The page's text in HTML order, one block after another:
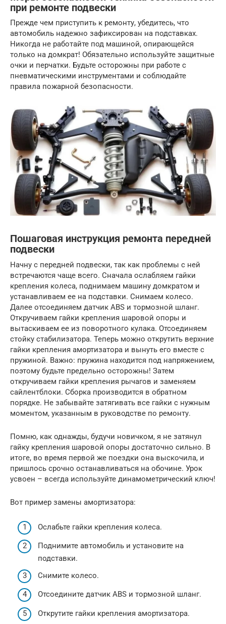
при ремонте подвески
Прежде чем приступить к ремонту, убедитесь, что
автомобиль надежно зафиксирован на подставках.
Никогда не работайте под машиной, опирающейся
только на домкрат! Обязательно используйте защитные
очки и перчатки. Будьте осторожны при работе с
пневматическими инструментами и соблюдайте
правила пожарной безопасности.
Пошаговая инструкция ремонта передней
подвески
Начну с передней подвески, так как проблемы с ней
встречаются чаще всего. Сначала ослабляем гайки
крепления колеса, поднимаем машину домкратом и
устанавливаем ее на подставки. Снимаем колесо.
Далее отсоединяем датчик ABS и тормозной шланг.
Откручиваем гайки крепления шаровой опоры и
вытаскиваем ее из поворотного кулака. Отсоединяем
стойку стабилизатора. Теперь можно открутить верхние
гайки крепления амортизатора и вынуть его вместе с
пружиной. Важно: пружина находится под напряжением,
поэтому будьте предельно осторожны! Затем
откручиваем гайки крепления рычагов и заменяем
сайлентблоки. Сборка производится в обратном
порядке. Не забывайте затягивать все гайки с нужным
моментом, указанным в руководстве по ремонту.
Помню, как однажды, будучи новичком, я не затянул
гайку крепления шаровой опоры достаточно сильно. В
итоге, во время первой же поездки она выскочила, и
пришлось срочно останавливаться на обочине. Урок
усвоен – всегда используйте динамометрический ключ!
Вот пример замены амортизатора:
Ослабьте гайки крепления колеса.
Поднимите автомобиль и установите на
подставки.
Снимите колесо.
Отсоедините датчик ABS и тормозной шланг.
Открутите гайки крепления амортизатора.